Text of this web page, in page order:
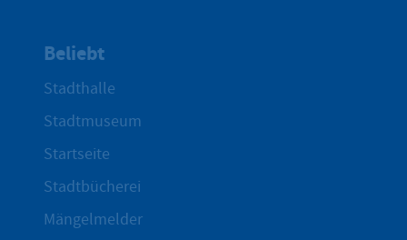
Beliebt
Stadthalle
Stadtmuseum
Startseite
Stadtbücherei
Mängelmelder